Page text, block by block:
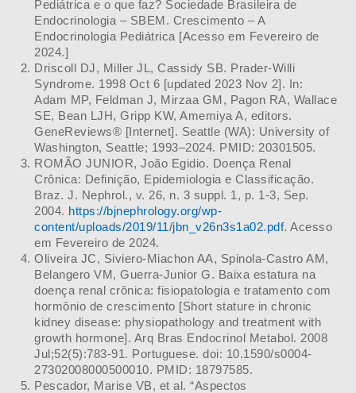
Pediátrica e o que faz? Sociedade Brasileira de
Endocrinologia – SBEM. Crescimento – A
Endocrinologia Pediátrica [Acesso em Fevereiro de
2024.]
Driscoll DJ, Miller JL, Cassidy SB. Prader-Willi
Syndrome. 1998 Oct 6 [updated 2023 Nov 2]. In:
Adam MP, Feldman J, Mirzaa GM, Pagon RA, Wallace
SE, Bean LJH, Gripp KW, Amemiya A, editors.
GeneReviews® [Internet]. Seattle (WA): University of
Washington, Seattle; 1993–2024. PMID: 20301505.
ROMÃO JUNIOR, João Egidio. Doença Renal
Crônica: Definição, Epidemiologia e Classificação.
Braz. J. Nephrol., v. 26, n. 3 suppl. 1, p. 1-3, Sep.
2004. https://bjnephrology.org/wp-
content/uploads/2019/11/jbn_v26n3s1a02.pdf. Acesso
em Fevereiro de 2024.
Oliveira JC, Siviero-Miachon AA, Spinola-Castro AM,
Belangero VM, Guerra-Junior G. Baixa estatura na
doença renal crônica: fisiopatologia e tratamento com
hormônio de crescimento [Short stature in chronic
kidney disease: physiopathology and treatment with
growth hormone]. Arq Bras Endocrinol Metabol. 2008
Jul;52(5):783-91. Portuguese. doi: 10.1590/s0004-
27302008000500010. PMID: 18797585.
Pescador, Marise VB, et al. “Aspectos